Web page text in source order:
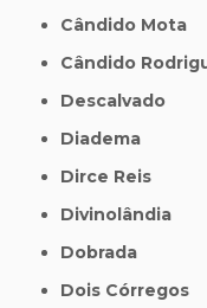
Cândido Mota
Cândido
Descalvado
Diadema
Dirce Reis
Divinolândia
Dobrada
Dois Córregos